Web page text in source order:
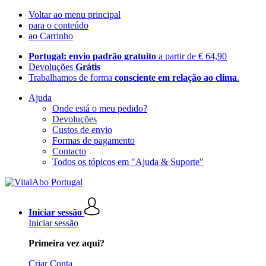
Voltar ao menu principal
para o conteúdo
ao Carrinho
Portugal: envio padrão gratuito a partir de € 64,90
Devoluções Grátis
Trabalhamos de forma consciente em relação ao clima.
Ajuda
Onde está o meu pedido?
Devoluções
Custos de envio
Formas de pagamento
Contacto
Todos os tópicos em "Ajuda & Suporte"
Iniciar sessão
Iniciar sessão
Primeira vez aqui?
Criar Conta